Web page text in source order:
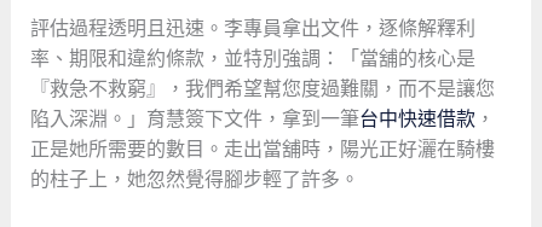
評估過程透明且迅速。李專員拿出文件，逐條解釋利
率、期限和違約條款，並特別強調：「當舖的核心是
『救急不救窮』，我們希望幫您度過難關，而不是讓您
陷入深淵。」育慧簽下文件，拿到一筆台中快速借款，
正是她所需要的數目。走出當舖時，陽光正好灑在騎樓
的柱子上，她忽然覺得腳步輕了許多。